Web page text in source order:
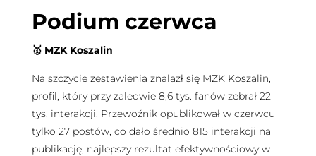
Podium czerwca
🥇MZK Koszalin
Na szczycie zestawienia znalazł się MZK Koszalin,
profil, który przy zaledwie 8,6 tys. fanów zebrał 22
tys. interakcji. Przewoźnik opublikował w czerwcu
tylko 27 postów, co dało średnio 815 interakcji na
publikację, najlepszy rezultat efektywnościowy w